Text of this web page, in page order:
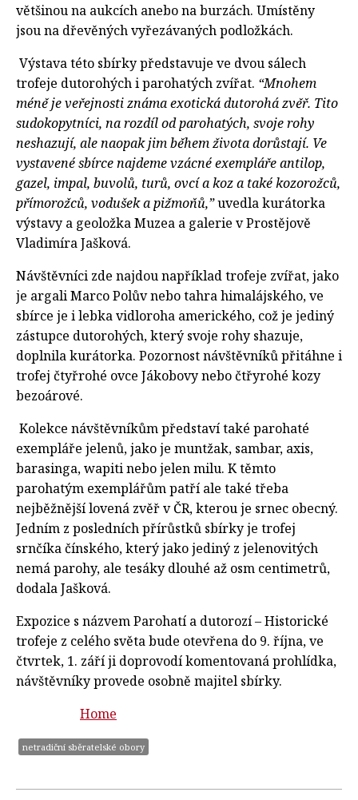
většinou na aukcích anebo na burzách. Umístěny
jsou na dřevěných vyřezávaných podložkách.
Výstava této sbírky představuje ve dvou sálech
trofeje dutorohých i parohatých zvířat. “Mnohem
méně je veřejnosti známa exotická dutorohá zvěř. Tito
sudokopytníci, na rozdíl od parohatých, svoje rohy
neshazují, ale naopak jim během života dorůstají. Ve
vystavené sbírce najdeme vzácné exempláře antilop,
gazel, impal, buvolů, turů, ovcí a koz a také kozorožců,
přímorožců, vodušek a pižmoňů,”uvedla kurátorka
výstavy a geoložka Muzea a galerie v Prostějově
Vladimíra Jašková.
Návštěvníci zde najdou například trofeje zvířat, jako
je argali Marco Polův nebo tahra himalájského, ve
sbírce je i lebka vidloroha amerického, což je jediný
zástupce dutorohých, který svoje rohy shazuje,
doplnila kurátorka. Pozornost návštěvníků přitáhne i
trofej čtyřrohé ovce Jákobovy nebo čtřyrohé kozy
bezoárové.
Kolekce návštěvníkům představí také parohaté
exempláře jelenů, jako je muntžak, sambar, axis,
barasinga, wapiti nebo jelen milu. K těmto
parohatým exemplářům patří ale také třeba
nejběžnější lovená zvěř v ČR, kterou je srnec obecný.
Jedním z posledních přírůstků sbírky je trofej
srnčíka čínského, který jako jediný z jelenovitých
nemá parohy, ale tesáky dlouhé až osm centimetrů,
dodala Jašková.
Expozice s názvem Parohatí a dutorozí – Historické
trofeje z celého světa bude otevřena do 9. října, ve
čtvrtek, 1. září ji doprovodí komentovaná prohlídka,
návštěvníky provede osobně majitel sbírky.
Home
netradiční sběratelské obory